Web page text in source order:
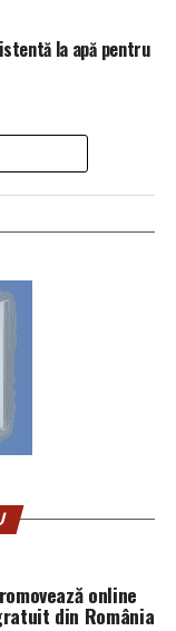
la apă pentru
online
din România